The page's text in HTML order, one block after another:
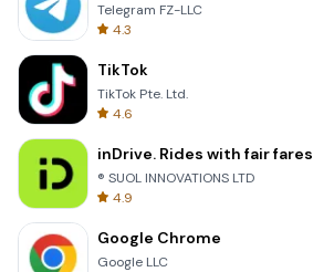
Telegram FZ-LLC
4.3
TikTok
TikTok Pte. Ltd.
4.6
inDrive. Rides with fair fares
® SUOL INNOVATIONS LTD
4.9
Google Chrome
Google LLC